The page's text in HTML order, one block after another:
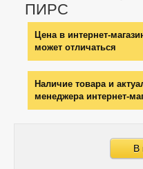
ПИРС
Цена в интернет-
может отличаться
Наличие товара и
менеджера интернет-
В